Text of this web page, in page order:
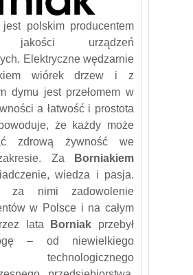
jest polskim producentem
jakości urządzeń
Elektryczne wędzarnie
wiórek drzew i z
dymu jest przełomem w
a łatwość i prostota
że każdy może
zdrową żywność we
Za
Borniakiem
wiedza i pasja.
za nimi zadowolenie
w Polsce i na całym
lata
Borniak przebył
– od niewielkiego
technologicznego